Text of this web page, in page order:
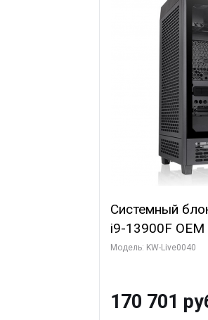
Системный
i9-13900F OEM
7, Efficient-co/
3xDP HD/ 960
Модель: KW-Live0040
170 701